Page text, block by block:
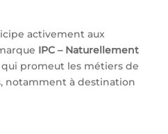
activement aux
IPC – Naturellement
promeut les métiers de
notamment à destination